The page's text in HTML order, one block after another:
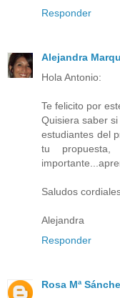
Responder
Alejandra
Hola Antonio:
Te felicito por
Quisiera saber
estudiantes del
tu
Saludos
Alejandra
Responder
Rosa Mª